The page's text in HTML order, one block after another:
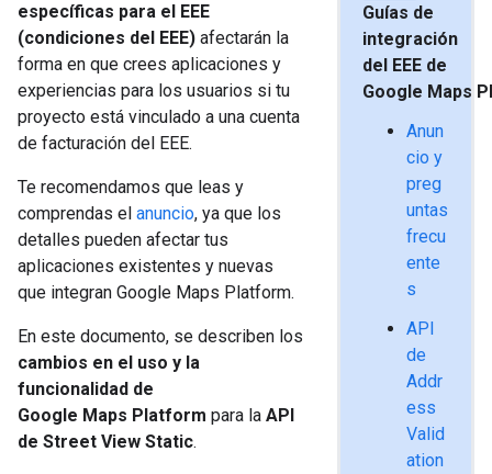
Guías de
integración
del EEE de
Google Maps
Anun
cio y
preg
untas
frecu
ente
s
API
de
Addr
ess
Valid
ation
específicas para el EEE
(condiciones del EEE) afectarán la
forma en que crees aplicaciones y
experiencias para los usuarios si tu
proyecto está vinculado a una cuenta
de facturación del EEE.
Te recomendamos que leas y
comprendas el anuncio, ya que los
detalles pueden afectar tus
aplicaciones existentes y nuevas
que integran Google Maps Platform.
En este documento, se describen los
cambios en el uso y la
funcionalidad de
Google Maps Platform para la API
de Street View Static.